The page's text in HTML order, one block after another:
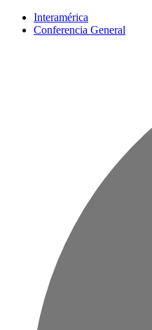
Interamérica
Conferencia General